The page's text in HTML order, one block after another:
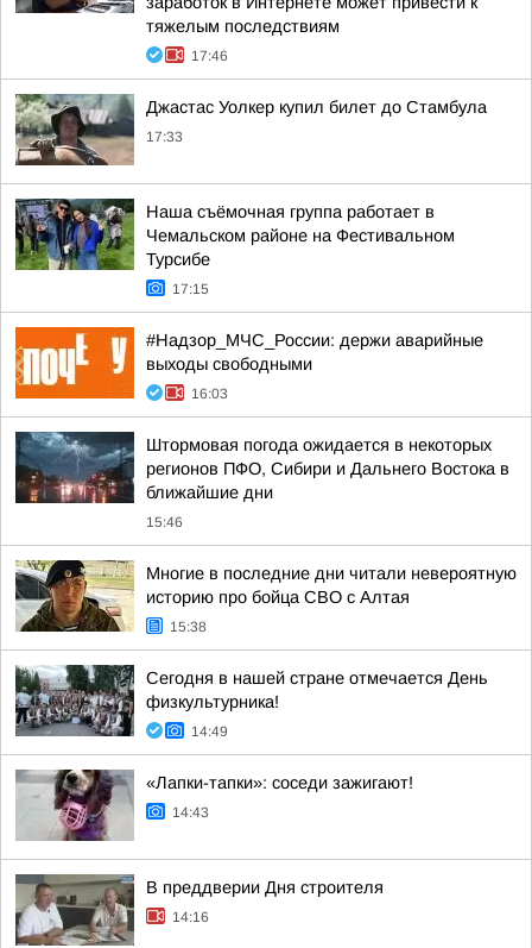
тяжелым последствиям
17:46
Джастас Уолкер купил билет до Стамбула
17:33
Наша съёмочная группа работает в
Чемальском районе на Фестивальном
Турсибе
17:15
#Надзор_МЧС_России: держи аварийные
выходы свободными
16:03
Штормовая погода ожидается в некоторых
регионов ПФО, Сибири и Дальнего Востока в
ближайшие дни
15:46
Многие в последние дни читали невероятную
историю про бойца СВО с Алтая
15:38
Сегодня в нашей стране отмечается День
физкультурника!
14:49
«Лапки-тапки»: соседи зажигают!
14:43
В преддверии Дня строителя
14:16